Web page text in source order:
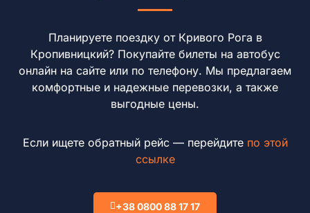
Планируете поездку от Кривого Рога в
Кропивницкий? Покупайте билеты на автобус
онлайн на сайте или по телефону. Мы предлагаем
комфортные и надежные перевозки, а также
выгодные цены.
Если ищете обратный рейс — перейдите по этой
ссылке
+38 0800 88 17 17